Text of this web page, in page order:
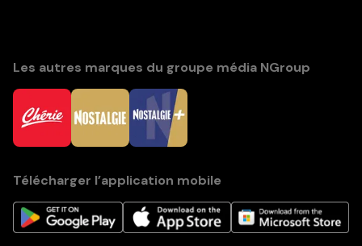
Les autres marques du groupe média NGroup
Télécharger l’application mobile